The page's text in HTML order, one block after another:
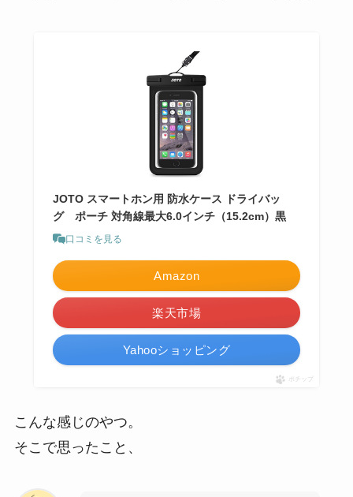
JOTO スマートホン用 防水ケース ドライバッ
グ ポーチ 対角線最大6.0インチ（15.2cm）黒
口コミを見る
Amazon
楽天市場
Yahooショッピング
ポチップ
こんな感じのやつ。
そこで思ったこと、